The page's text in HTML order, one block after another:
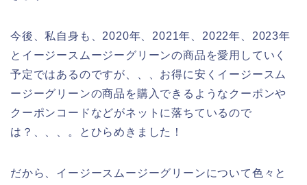
今後、私自身も、2020年、2021年、2022年、2023年
とイージースムージーグリーンの商品を愛用していく
予定ではあるのですが、、、お得に安くイージースム
ージーグリーンの商品を購入できるようなクーポンや
クーポンコードなどがネットに落ちているので
は？、、、。とひらめきました！
だから、イージースムージーグリーンについて色々と